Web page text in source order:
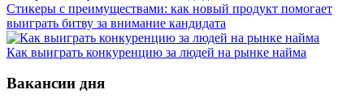
Стикеры с преимуществами: как новый продукт помогает
выиграть битву за внимание кандидата
Как выиграть конкуренцию за людей на рынке найма
Вакансии дня